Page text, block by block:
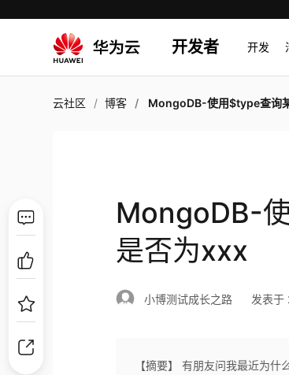
开发者 开发
云社区 博客 MongoDB-使用$type查询某个
MongoDB-
是否为xxx
小博测试成长之路 发表
【摘要】 有朋友问我最近为